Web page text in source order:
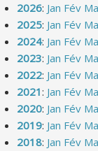
2026: Jan Fév
2025: Jan Fév
2024: Jan Fév
2023: Jan Fév
2022: Jan Fév
2021: Jan Fév
2020: Jan Fév
2019: Jan Fév
2018: Jan Fév